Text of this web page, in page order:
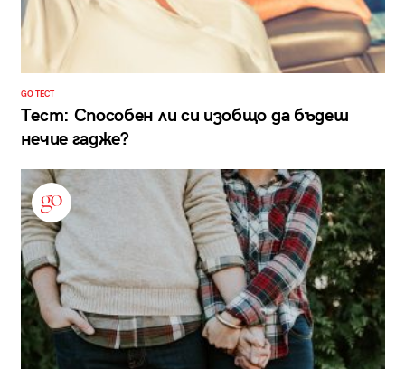
GO ТЕСТ
Тест: Способен ли си изобщо да бъдеш
нечие гадже?